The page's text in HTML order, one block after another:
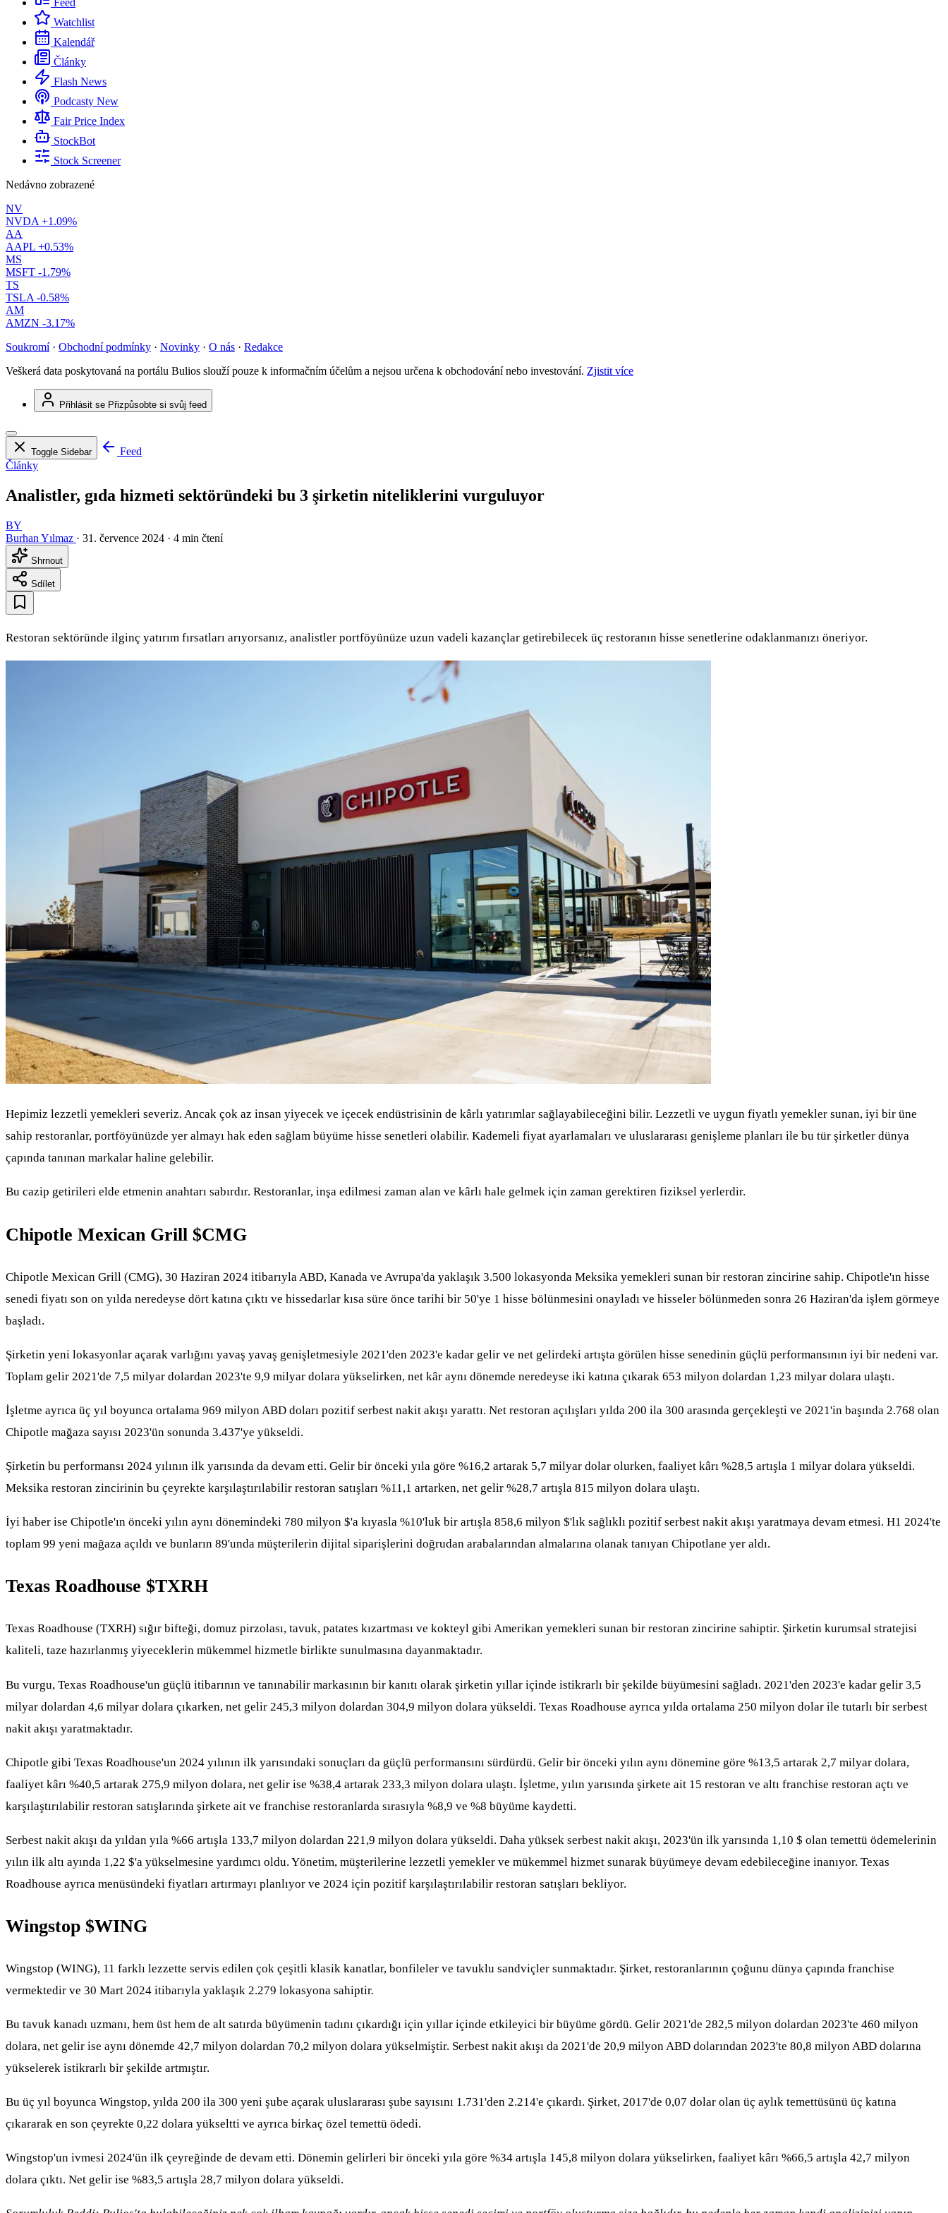
Feed
Watchlist
Kalendář
Články
Flash News
Podcasty New
Fair Price Index
StockBot
Stock Screener
Nedávno zobrazené
NV
NVDA +1.09%
AA
AAPL +0.53%
MS
MSFT -1.79%
TS
TSLA -0.58%
AM
AMZN -3.17%
Soukromí · Obchodní podmínky · Novinky · O nás · Redakce
Veškerá data poskytovaná na portálu Bulios slouží pouze k informačním účelům a nejsou určena k obchodování nebo investování. Zjistit více
Přihlásit se Přizpůsobte si svůj feed
Toggle Sidebar
Feed
Články
Analistler, gıda hizmeti sektöründeki bu 3 şirketin niteliklerini vurguluyor
BY
Burhan Yılmaz · 31. července 2024 · 4 min čtení
Shrnout
Sdílet
Restoran sektöründe ilginç yatırım fırsatları arıyorsanız, analistler portföyünüze uzun vadeli kazançlar getirebilecek üç restoranın hisse senetlerine odaklanmanızı öneriyor.
Hepimiz lezzetli yemekleri severiz. Ancak çok az insan yiyecek ve içecek endüstrisinin de kârlı yatırımlar sağlayabileceğini bilir. Lezzetli ve uygun fiyatlı yemekler sunan, iyi bir üne
sahip restoranlar, portföyünüzde yer almayı hak eden sağlam büyüme hisse senetleri olabilir. Kademeli fiyat ayarlamaları ve uluslararası genişleme planları ile bu tür şirketler dünya
çapında tanınan markalar haline gelebilir.
Bu cazip getirileri elde etmenin anahtarı sabırdır. Restoranlar, inşa edilmesi zaman alan ve kârlı hale gelmek için zaman gerektiren fiziksel yerlerdir.
Chipotle Mexican Grill $CMG
Chipotle Mexican Grill (CMG), 30 Haziran 2024 itibarıyla ABD, Kanada ve Avrupa'da yaklaşık 3.500 lokasyonda Meksika yemekleri sunan bir restoran zincirine sahip. Chipotle'ın hisse
senedi fiyatı son on yılda neredeyse dört katına çıktı ve hissedarlar kısa süre önce tarihi bir 50'ye 1 hisse bölünmesini onayladı ve hisseler bölünmeden sonra 26 Haziran'da işlem görmeye
başladı.
Şirketin yeni lokasyonlar açarak varlığını yavaş yavaş genişletmesiyle 2021'den 2023'e kadar gelir ve net gelirdeki artışta görülen hisse senedinin güçlü performansının iyi bir nedeni var.
Toplam gelir 2021'de 7,5 milyar dolardan 2023'te 9,9 milyar dolara yükselirken, net kâr aynı dönemde neredeyse iki katına çıkarak 653 milyon dolardan 1,23 milyar dolara ulaştı.
İşletme ayrıca üç yıl boyunca ortalama 969 milyon ABD doları pozitif serbest nakit akışı yarattı. Net restoran açılışları yılda 200 ila 300 arasında gerçekleşti ve 2021'in başında 2.768 olan
Chipotle mağaza sayısı 2023'ün sonunda 3.437'ye yükseldi.
Şirketin bu performansı 2024 yılının ilk yarısında da devam etti. Gelir bir önceki yıla göre %16,2 artarak 5,7 milyar dolar olurken, faaliyet kârı %28,5 artışla 1 milyar dolara yükseldi.
Meksika restoran zincirinin bu çeyrekte karşılaştırılabilir restoran satışları %11,1 artarken, net gelir %28,7 artışla 815 milyon dolara ulaştı.
İyi haber ise Chipotle'ın önceki yılın aynı dönemindeki 780 milyon $'a kıyasla %10'luk bir artışla 858,6 milyon $'lık sağlıklı pozitif serbest nakit akışı yaratmaya devam etmesi. H1 2024'te
toplam 99 yeni mağaza açıldı ve bunların 89'unda müşterilerin dijital siparişlerini doğrudan arabalarından almalarına olanak tanıyan Chipotlane yer aldı.
Texas Roadhouse $TXRH
Texas Roadhouse (TXRH) sığır bifteği, domuz pirzolası, tavuk, patates kızartması ve kokteyl gibi Amerikan yemekleri sunan bir restoran zincirine sahiptir. Şirketin kurumsal stratejisi
kaliteli, taze hazırlanmış yiyeceklerin mükemmel hizmetle birlikte sunulmasına dayanmaktadır.
Bu vurgu, Texas Roadhouse'un güçlü itibarının ve tanınabilir markasının bir kanıtı olarak şirketin yıllar içinde istikrarlı bir şekilde büyümesini sağladı. 2021'den 2023'e kadar gelir 3,5
milyar dolardan 4,6 milyar dolara çıkarken, net gelir 245,3 milyon dolardan 304,9 milyon dolara yükseldi. Texas Roadhouse ayrıca yılda ortalama 250 milyon dolar ile tutarlı bir serbest
nakit akışı yaratmaktadır.
Chipotle gibi Texas Roadhouse'un 2024 yılının ilk yarısındaki sonuçları da güçlü performansını sürdürdü. Gelir bir önceki yılın aynı dönemine göre %13,5 artarak 2,7 milyar dolara,
faaliyet kârı %40,5 artarak 275,9 milyon dolara, net gelir ise %38,4 artarak 233,3 milyon dolara ulaştı. İşletme, yılın yarısında şirkete ait 15 restoran ve altı franchise restoran açtı ve
karşılaştırılabilir restoran satışlarında şirkete ait ve franchise restoranlarda sırasıyla %8,9 ve %8 büyüme kaydetti.
Serbest nakit akışı da yıldan yıla %66 artışla 133,7 milyon dolardan 221,9 milyon dolara yükseldi. Daha yüksek serbest nakit akışı, 2023'ün ilk yarısında 1,10 $ olan temettü ödemelerinin
yılın ilk altı ayında 1,22 $'a yükselmesine yardımcı oldu. Yönetim, müşterilerine lezzetli yemekler ve mükemmel hizmet sunarak büyümeye devam edebileceğine inanıyor. Texas
Roadhouse ayrıca menüsündeki fiyatları artırmayı planlıyor ve 2024 için pozitif karşılaştırılabilir restoran satışları bekliyor.
Wingstop $WING
Wingstop (WING), 11 farklı lezzette servis edilen çok çeşitli klasik kanatlar, bonfileler ve tavuklu sandviçler sunmaktadır. Şirket, restoranlarının çoğunu dünya çapında franchise
vermektedir ve 30 Mart 2024 itibarıyla yaklaşık 2.279 lokasyona sahiptir.
Bu tavuk kanadı uzmanı, hem üst hem de alt satırda büyümenin tadını çıkardığı için yıllar içinde etkileyici bir büyüme gördü. Gelir 2021'de 282,5 milyon dolardan 2023'te 460 milyon
dolara, net gelir ise aynı dönemde 42,7 milyon dolardan 70,2 milyon dolara yükselmiştir. Serbest nakit akışı da 2021'de 20,9 milyon ABD dolarından 2023'te 80,8 milyon ABD dolarına
yükselerek istikrarlı bir şekilde artmıştır.
Bu üç yıl boyunca Wingstop, yılda 200 ila 300 yeni şube açarak uluslararası şube sayısını 1.731'den 2.214'e çıkardı. Şirket, 2017'de 0,07 dolar olan üç aylık temettüsünü üç katına
çıkararak en son çeyrekte 0,22 dolara yükseltti ve ayrıca birkaç özel temettü ödedi.
Wingstop'un ivmesi 2024'ün ilk çeyreğinde de devam etti. Dönemin gelirleri bir önceki yıla göre %34 artışla 145,8 milyon dolara yükselirken, faaliyet kârı %66,5 artışla 42,7 milyon
dolara çıktı. Net gelir ise %83,5 artışla 28,7 milyon dolara yükseldi.